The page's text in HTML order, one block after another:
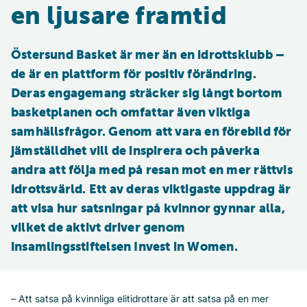
en ljusare framtid
Östersund Basket är mer än en idrottsklubb –
de är en plattform för positiv förändring.
Deras engagemang sträcker sig långt bortom
basketplanen och omfattar även viktiga
samhällsfrågor. Genom att vara en förebild för
jämställdhet vill de inspirera och påverka
andra att följa med på resan mot en mer rättvis
idrottsvärld. Ett av deras viktigaste uppdrag är
att visa hur satsningar på kvinnor gynnar alla,
vilket de aktivt driver genom
insamlingsstiftelsen Invest in Women.
– Att satsa på kvinnliga elitidrottare är att satsa på en mer